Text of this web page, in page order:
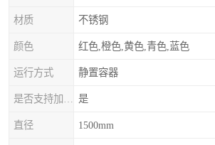
材质 不锈钢
颜色 红色,橙色,黄色,青色,蓝色
运行方式 静置容器
是
直径 1500mm